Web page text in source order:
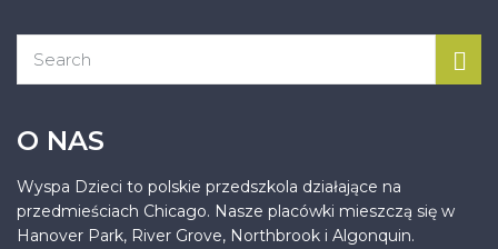
O NAS
Wyspa Dzieci to polskie przedszkola działające na
przedmieściach Chicago. Nasze placówki mieszczą się w
Hanover Park, River Grove, Northbrook i Algonquin.